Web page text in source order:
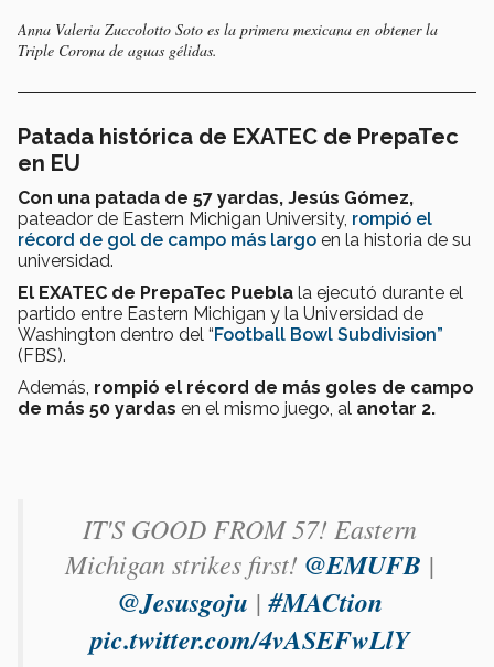
Anna Valeria Zuccolotto Soto es la primera mexicana en obtener la
Triple Corona de aguas gélidas.
Patada histórica de EXATEC de PrepaTec
en EU
Con una patada de 57 yardas, Jesús Gómez,
pateador de Eastern Michigan University, rompió el
récord de gol de campo más largo en la historia de su
universidad.
El EXATEC de PrepaTec Puebla la ejecutó durante el
partido entre Eastern Michigan y la Universidad de
Washington dentro del “Football Bowl Subdivision”
(FBS).
Además, rompió el récord de más goles de campo
de más 50 yardas en el mismo juego, al anotar 2.
IT'S GOOD FROM 57! Eastern
Michigan strikes first! @EMUFB |
@Jesusgoju |#MACtion
pic.twitter.com/4vASEFwLlY